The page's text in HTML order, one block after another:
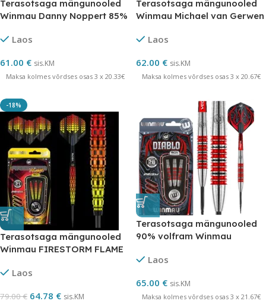
Terasotsaga mängunooled
Winmau Danny Noppert 85%
Laos
61.00 € sis.KM
Maksa kolmes võrdses osas 3 x 20.33€
Terasotsaga mängunooled
Winmau Michael van Gerwen
Laos
62.00 € sis.KM
Maksa kolmes võrdses osas 3 x 20.67€
-18%
Terasotsaga mängunooled
Winmau FIRESTORM FLAME
Laos
79.00€ 64.78 € sis.KM
Terasotsaga mängunooled
90% volfram Winmau
Laos
65.00 € sis.KM
Maksa kolmes võrdses osas 3 x 21.67€